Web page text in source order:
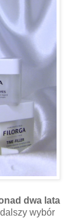
dwa lata
wybór